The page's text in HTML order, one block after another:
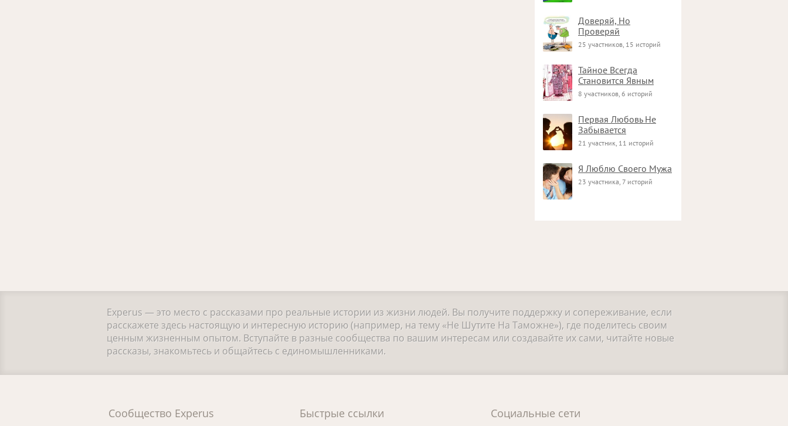
Доверяй, Но
Проверяй
25 участников, 15 историй
Тайное Всегда
Становится Явным
8 участников, 6 историй
Первая Любовь Не
Забывается
21 участник, 11 историй
Я Люблю Своего Мужа
23 участника, 7 историй
Experus — это место с рассказами про реальные истории из жизни людей. Вы получите поддержку и сопереживание, если
расскажете здесь настоящую и интересную историю (например, на тему «Не Шутите На Таможне»), где поделитесь своим
ценным жизненным опытом. Вступайте в разные сообщества по вашим интересам или создавайте их сами, читайте новые
рассказы, знакомьтесь и общайтесь с единомышленниками.
Сообщество Experus Быстрые ссылки Социальные сети